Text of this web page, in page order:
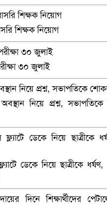
শিরোপা ঘরে তুলল ভারত
শিক্ষক নিয়োগ
৩০ জুলাই
নিয়ে প্রশ্ন, সভাপতিকে
ডেকে নিয়ে ছাত্রীকে ধর্ষণ,